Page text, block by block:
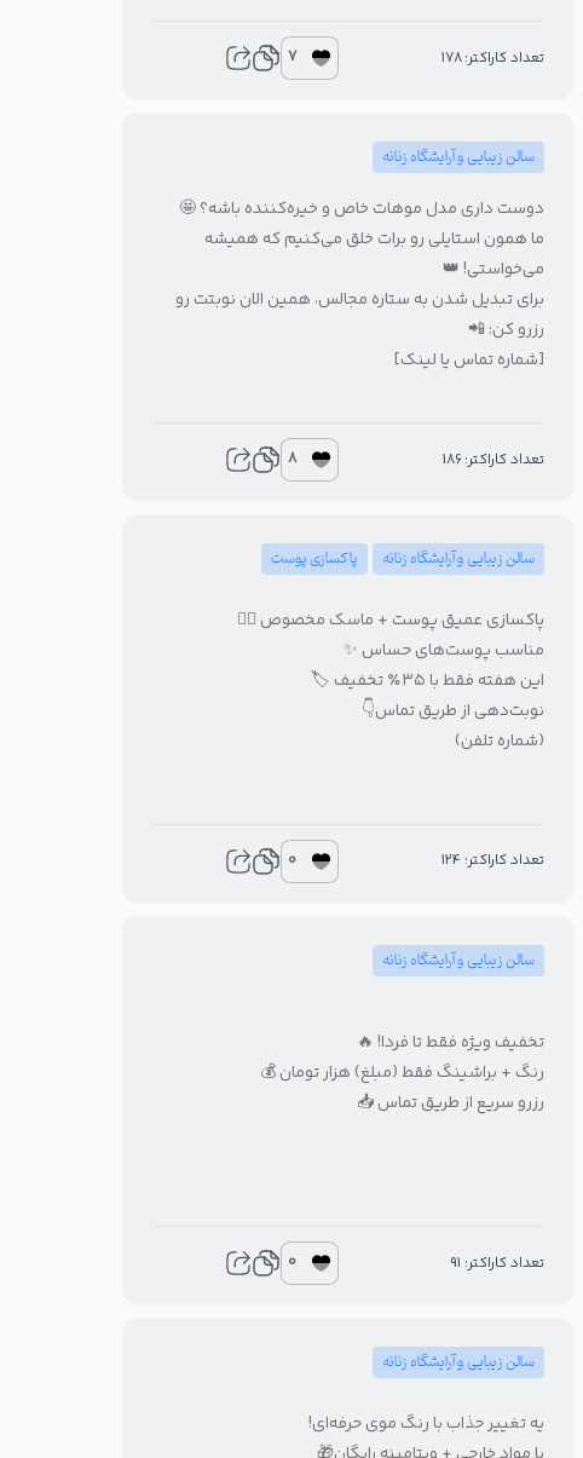
تعداد کاراکتر: 178 7
سالن زیبایی و آرایشگاه زنانه
دوست داری مدل موهات خاص و خیره‌کننده باشه؟ 🤩
ما همون استایلی رو برات خلق می‌کنیم که همیشه
می‌خواستی! 👑
برای تبدیل شدن به ستاره مجالس، همین الان نوبتت رو
رزرو کن: 📲
[شماره تماس یا لینک]
تعداد کاراکتر: 186 8
سالن زیبایی و آرایشگاه زنانه پاکسازی پوست
پاکسازی عمیق پوست + ماسک مخصوص 🧖‍♀️
مناسب پوست‌های حساس ✨
این هفته فقط با ۳۵٪ تخفیف 🏷️
نوبت‌دهی از طریق تماس👇
(شماره تلفن)
تعداد کاراکتر: 124 0
سالن زیبایی و آرایشگاه زنانه
تخفیف ویژه فقط تا فردا! 🔥
رنگ + براشینگ فقط (مبلغ) هزار تومان 💰
رزرو سریع از طریق تماس 📥
تعداد کاراکتر: 91 0
سالن زیبایی و آرایشگاه زنانه
یه تغییر جذاب با رنگ موی حرفه‌ای!